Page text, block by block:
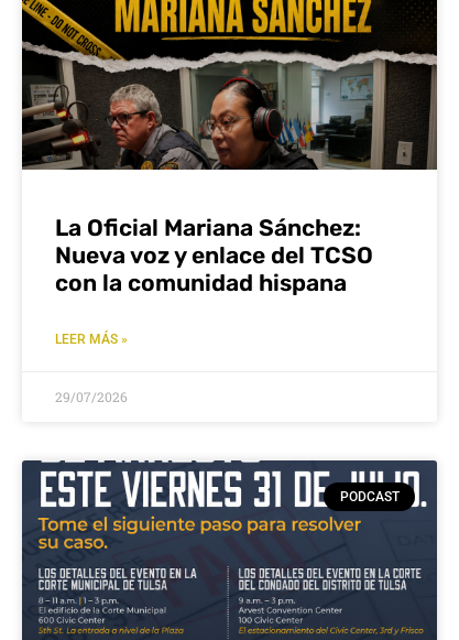
La Oficial Mariana Sánchez:
Nueva voz y enlace del TCSO
con la comunidad hispana
LEER MÁS »
29/07/2026
PODCAST